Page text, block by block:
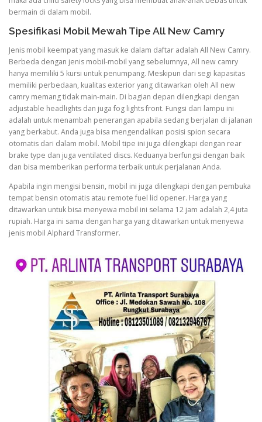
bermain di dalam mobil.
Spesifikasi Mobil Mewah Tipe All New Camry
Jenis mobil keempat yang masuk ke dalam daftar adalah All New Camry.
Berbeda dengan jenis mobil-mobil yang sebelumnya, All new camry
hanya memiliki 5 kursi untuk penumpang. Meskipun dari segi kapasitas
memiliki perbedaan, kualitas exterior yang ditawarkan oleh All new
camry memang tidak main-main. Di bagian depan dilengkapi dengan
adjustable headlights dan juga fog lights front. Fungsi dari lampu ini
adalah untuk menambah penerangan apabila sedang berjalan di jalanan
yang berkabut. Anda juga bisa mengendalikan posisi spion secara
otomatis dari dalam mobil. Mobil tipe ini juga dilengkapi dengan rear
brake type dan juga ventilated discs. Keduanya berfungsi dengan baik
dan bisa memberikan performa terbaik untuk perjalanan Anda.
Apabila ingin mengisi bensin, mobil ini juga dilengkapi dengan pembuka
tempat bensin otomatis atau remote fuel lid opener. Harga yang
ditawarkan untuk bisa menyewa mobil ini selama 12 jam adalah 2,4 juta
rupiah. Harga ini sama dengan harga yang ditawarkan untuk menyewa
jenis mobil Alphard Transformer.